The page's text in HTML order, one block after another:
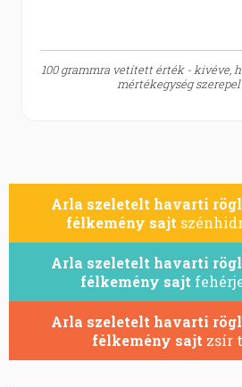
100 grammra vetített érték - kivéve,
mértékegység szerepel
Arla szeletelt havarti
félkemény sajt
Arla szeletelt havarti
félkemény sajt
Arla szeletelt havarti
félkemény sajt zsír